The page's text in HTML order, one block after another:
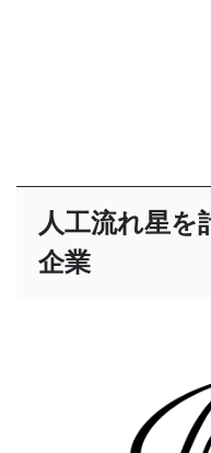
人工流れ星を
企業